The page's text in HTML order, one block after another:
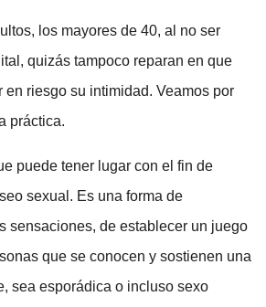
los mayores de 40, al no ser
quizás tampoco reparan en que
en riesgo su intimidad. Veamos por
práctica.
puede tener lugar con el fin de
sexual. Es una forma de
sensaciones, de establecer un juego
que se conocen y sostienen una
sea esporádica o incluso sexo